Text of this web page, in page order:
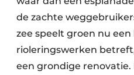
de zachte
zee speelt groen nu
rioleringswerken
een grondige